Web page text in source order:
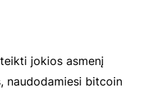
jokios asmenį
naudodamiesi bitcoin